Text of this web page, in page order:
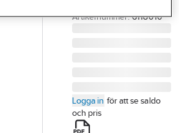
Artikelnummer: 6118010
Logga in för att se saldo
och pris